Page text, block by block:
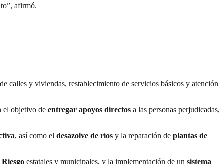
afirmó.
calles y viviendas, restablecimiento de servicios básicos y atención
el objetivo de entregar apoyos directos a las personas perjudicadas,
, así como el desazolve de ríos y la reparación de plantas de
estatales y municipales, y la implementación de un sistema